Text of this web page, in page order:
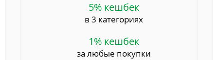
5% кешбек
в 3 категориях
1% кешбек
за любые покупки